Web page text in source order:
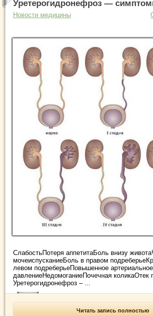
Уретерогидронефроз —
Новости медицины
СлабостьПотеря аппетитаБоль внизу
мочеиспусканиеБоль в правом
левом подреберьеПовышенное артериальное
давлениеНедомоганиеПочечная коликаОтек
Уретерогидронефроз – ...
Читать запись полностью